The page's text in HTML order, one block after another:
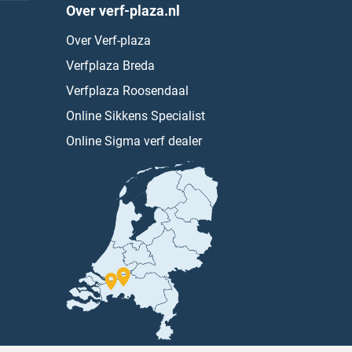
Over verf-plaza.nl
Over Verf-plaza
Verfplaza Breda
Verfplaza Roosendaal
Online Sikkens Specialist
Online Sigma verf dealer